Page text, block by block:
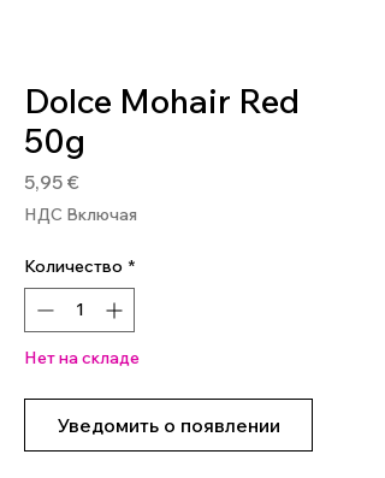
Dolce Mohair Red
50g
5,95 €
НДС Включая
Количество *
Нет на складе
Уведомить о появлении